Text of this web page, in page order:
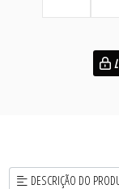
DESCRIÇÃO DO